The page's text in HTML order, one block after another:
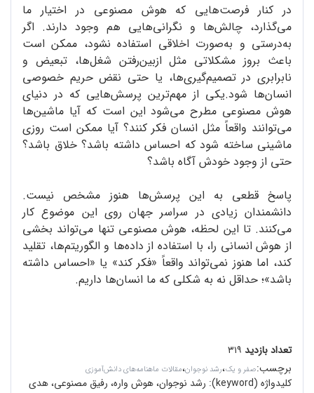
در کنار فرصت‌هایی که هوش مصنوعی در اختیار ما
می‌گذارد، چالش‌ها و نگرانی‌هایی هم وجود دارند. اگر
به‌درستی و به‌صورت اخلاقی استفاده نشود، ممکن است
باعث بروز مشکلاتی مثل ازبین‌رفتن شغل‌ها، تبعیض و
نابرابری در تصمیم‌گیری‌ها، یا حتی نقض حریم خصوصی
انسان‌ها شود.یکی از مهم‌ترین پرسش‌هایی که در دنیای
هوش مصنوعی مطرح می‌شود این است که آیا ماشین‌ها
می‌توانند واقعاً مثل انسان فکر کنند؟ آیا ممکن است روزی
ماشینی ساخته شود که احساس داشته باشد؟ خلاق باشد؟
حتی از وجود خودش آگاه باشد؟
پاسخ قطعی به این پرسش‌ها هنوز مشخص نیست.
دانشمندان زیادی در سراسر جهان روی این موضوع کار
می‌کنند. تا این لحظه، هوش مصنوعی تنها می‌تواند بخشی
از هوش انسانی را، با استفاده از داده‌ها و الگوریتم‌ها، تقلید
کند، اما هنوز نمی‌تواند واقعاً «فکر کند» یا «احساس داشته
باشد»؛ حداقل نه به شکلی که ما انسان‌ها داریم.
تعداد بازدید ۳۱۹
برچسب:صفر و یک،رشد نوجوان،مقالات ماهنامه‌های دانش‌آموزی
کلیدواژه (keyword):
رشد نوجوان، هوش واره، رفیق مصنوعی، هدی